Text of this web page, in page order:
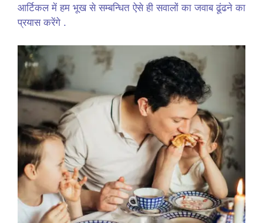
आर्टिकल में हम भूख से सम्बन्धित ऐसे ही सवालों का जवाब ढूंढने का
प्रयास करेंगे .